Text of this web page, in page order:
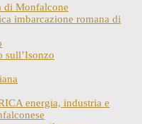
di Monfalcone
imbarcazione romana di
sull’Isonzo
energia, industria e